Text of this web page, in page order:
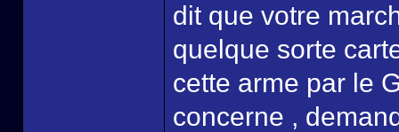
dit que votre
quelque sorte
cette arme par le
concerne ,